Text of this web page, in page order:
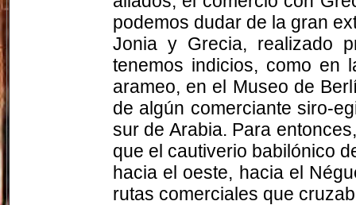
podemos dudar de la gran
Jonia y Grecia, realizado
tenemos indicios, como en
arameo, en el Museo de
de algún comerciante siro-
sur de Arabia. Para
que el cautiverio babilónico
hacia el oeste, hacia el
rutas comerciales que